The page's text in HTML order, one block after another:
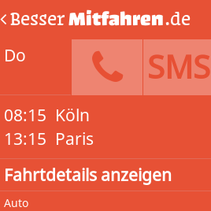
BesserMitfahren.de
Do
SMS
08:15
13:15
Köln
Paris
Fahrtdetails anzeigen
Auto